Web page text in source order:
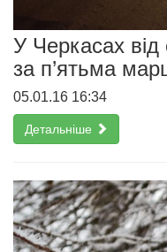
У Черкасах від
за п’ятьма
05.01.16 16:34
Детальніше